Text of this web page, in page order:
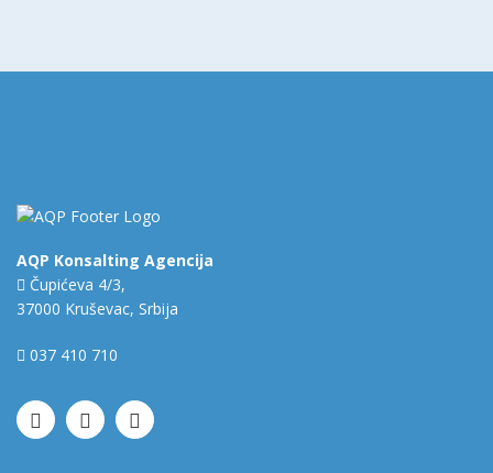
AQP Konsalting Agencija
Čupićeva 4/3,
37000 Kruševac, Srbija
037 410 710